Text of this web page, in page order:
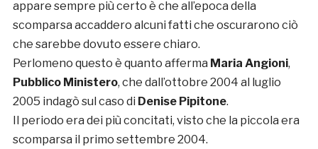
appare sempre più certo è che all’epoca della
scomparsa accaddero alcuni fatti che oscurarono ciò
che sarebbe dovuto essere chiaro.
Perlomeno questo è quanto afferma Maria Angioni,
Pubblico Ministero, che dall’ottobre 2004 al luglio
2005 indagò sul caso di Denise Pipitone.
Il periodo era dei più concitati, visto che la piccola era
scomparsa il primo settembre 2004.